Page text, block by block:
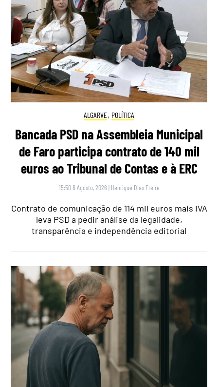
ALGARVE, POLÍTICA
Bancada PSD na Assembleia Municipal
de Faro participa contrato de 140 mil
euros ao Tribunal de Contas e à ERC
15:50 8 Agosto, 2026 | Henrique Dias Freire
Contrato de comunicação de 114 mil euros mais IVA
leva PSD a pedir análise da legalidade,
transparência e independência editorial